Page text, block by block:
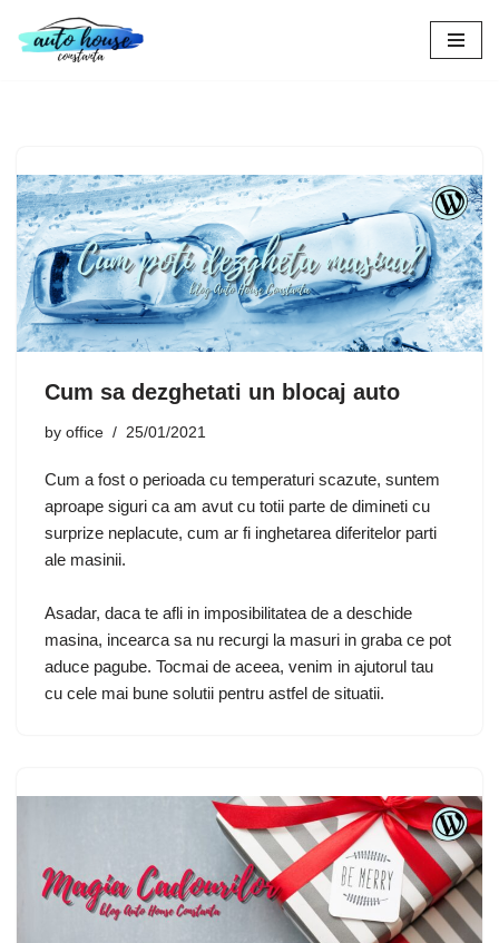
Cum sa dezghetati un blocaj auto
by office 25/01/2021
Cum a fost o perioada cu temperaturi scazute, suntem
aproape siguri ca am avut cu totii parte de dimineti cu
surprize neplacute, cum ar fi inghetarea diferitelor parti
ale masinii.
Asadar, daca te afli in imposibilitatea de a deschide
masina, incearca sa nu recurgi la masuri in graba ce pot
aduce pagube. Tocmai de aceea, venim in ajutorul tau
cu cele mai bune solutii pentru astfel de situatii.